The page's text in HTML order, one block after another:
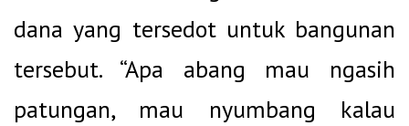
dana yang tersedot untuk bangunan
tersebut. “Apa abang mau ngasih
patungan, mau nyumbang kalau